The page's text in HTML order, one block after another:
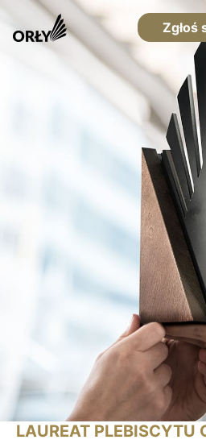
Zgłoś
LAUREAT PLEBISCYTU